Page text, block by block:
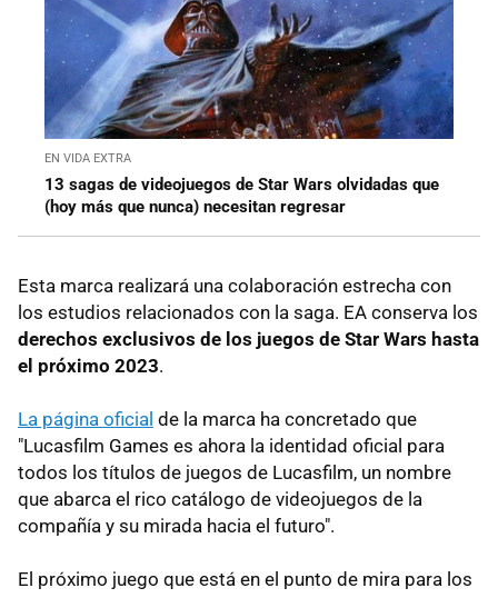
EN VIDA EXTRA
13 sagas de videojuegos de Star Wars olvidadas que
(hoy más que nunca) necesitan regresar
Esta marca realizará una colaboración estrecha con
los estudios relacionados con la saga. EA conserva los
derechos exclusivos de los juegos de Star Wars hasta
el próximo 2023.
La página oficial de la marca ha concretado que
"Lucasfilm Games es ahora la identidad oficial para
todos los títulos de juegos de Lucasfilm, un nombre
que abarca el rico catálogo de videojuegos de la
compañía y su mirada hacia el futuro".
El próximo juego que está en el punto de mira para los